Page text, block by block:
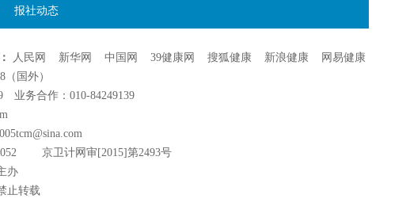
报社动态
人民网 新华网 中国网 39健康网 搜狐健康 新浪健康
网易健康
国外）
务合作：010-84249139
京卫计网审[2015]第2493号
办
止转载